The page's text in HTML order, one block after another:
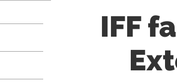
IFF